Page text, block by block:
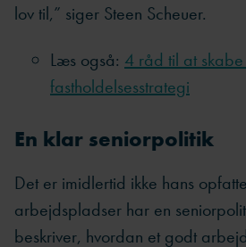
lov til,” siger Steen Scheuer.
Læs også: 4 råd til at
fastholdelsesstrategi
En klar seniorpolitik
Det er imidlertid ikke hans
arbejdspladser har en
beskriver, hvordan et godt